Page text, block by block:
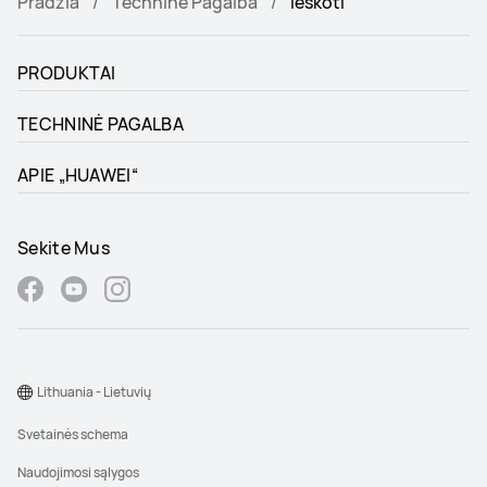
PRODUKTAI
TECHNINĖ PAGALBA
APIE „HUAWEI“
Sekite Mus
Svetainės schema
Naudojimosi sąlygos
Lithuania - Lietuvių